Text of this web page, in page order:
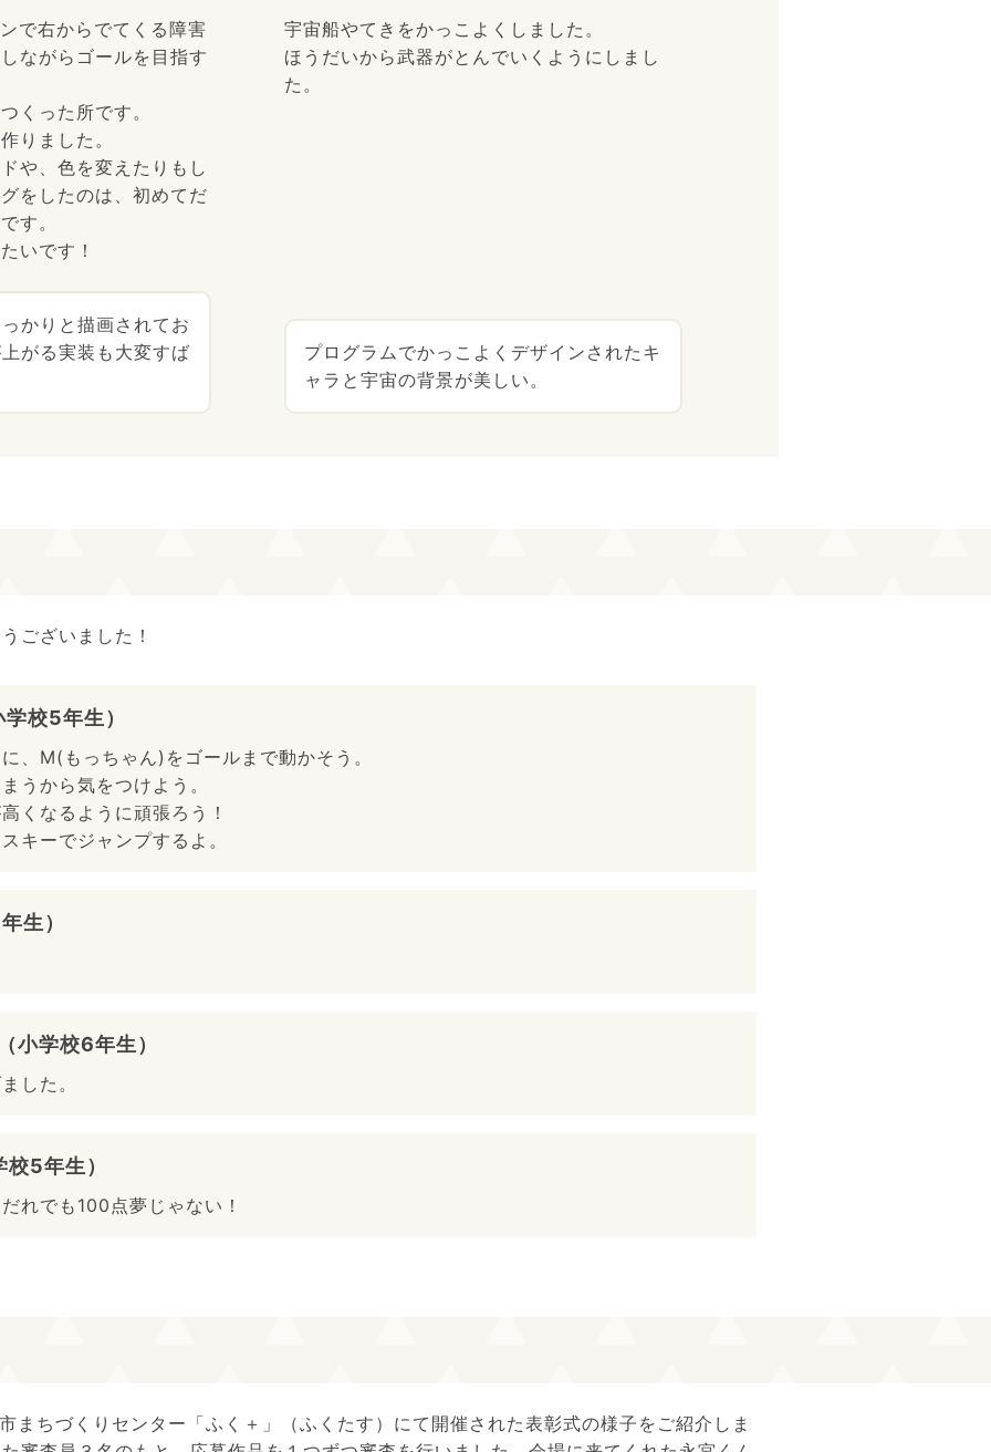
で右からでてくる障害
ながらゴールを目指す
くった所です。
りました。
や、色を変えたりもし
をしたのは、初めてだ
す。
いです！
かりと描画されてお
がる実装も大変すば
宇宙船やてきをかっこよくしました。
ほうだいから武器がとんでいくようにしまし
た。
プログラムでかっこよくデザインされたキ
ャラと宇宙の背景が美しい。
ございました！
校5年生）
、M(もっちゃん)をゴールまで動かそう。
うから気をつけよう。
くなるように頑張ろう！
キーでジャンプするよ。
生）
小学校6年生）
した。
5年生）
れでも100点夢じゃない！
まちづくりセンター「ふく＋」（ふくたす）にて開催された表彰式の様子をご紹介しま